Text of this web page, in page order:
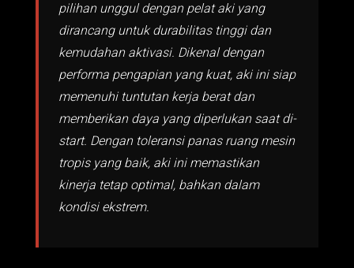
pilihan unggul dengan pelat aki yang
dirancang untuk durabilitas tinggi dan
kemudahan aktivasi. Dikenal dengan
performa pengapian yang kuat, aki ini siap
memenuhi tuntutan kerja berat dan
memberikan daya yang diperlukan saat di-
start. Dengan toleransi panas ruang mesin
tropis yang baik, aki ini memastikan
kinerja tetap optimal, bahkan dalam
kondisi ekstrem.